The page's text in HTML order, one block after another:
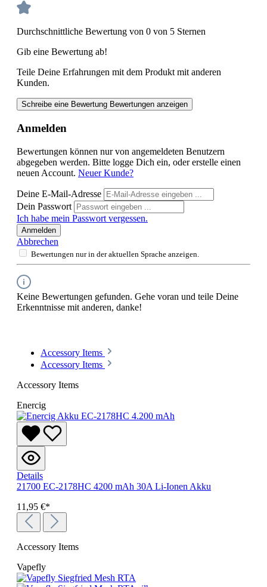
Durchschnittliche Bewertung von 0 von 5 Sternen
Gib eine Bewertung ab!
Teile Deine Erfahrungen mit dem Produkt mit anderen
Kunden.
Schreibe eine Bewertung Bewertungen anzeigen
Anmelden
Bewertungen können nur von angemeldeten Benutzern
abgegeben werden. Bitte logge Dich ein, oder erstelle einen
neuen Account. Neuer Kunde?
Deine E-Mail-Adresse
Dein Passwort
Ich habe mein Passwort vergessen.
Anmelden
Abbrechen
Bewertungen nur in der aktuellen Sprache anzeigen.
Keine Bewertungen gefunden. Gehe voran und teile Deine
Erkenntnisse mit anderen, danke!
Accessory Items
Accessory Items
Accessory Items
Enercig
Details
21700 EC-2178HC 4200 mAh 30A Li-Ionen Akku
11,95 €*
Accessory Items
Vapefly